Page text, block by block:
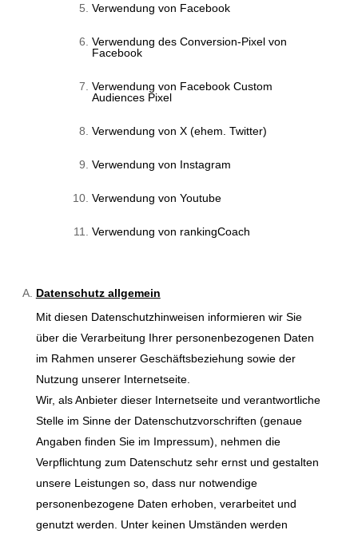
Verwendung von Facebook
Verwendung des Conversion-Pixel von
Facebook
Verwendung von Facebook Custom
Audiences Pixel
Verwendung von X (ehem. Twitter)
Verwendung von Instagram
Verwendung von Youtube
Verwendung von rankingCoach
Datenschutz allgemein
Mit diesen Datenschutzhinweisen informieren wir Sie
über die Verarbeitung Ihrer personenbezogenen Daten
im Rahmen unserer Geschäftsbeziehung sowie der
Nutzung unserer Internetseite.
Wir, als Anbieter dieser Internetseite und verantwortliche
Stelle im Sinne der Datenschutzvorschriften (genaue
Angaben finden Sie im Impressum), nehmen die
Verpflichtung zum Datenschutz sehr ernst und gestalten
unsere Leistungen so, dass nur notwendige
personenbezogene Daten erhoben, verarbeitet und
genutzt werden. Unter keinen Umständen werden